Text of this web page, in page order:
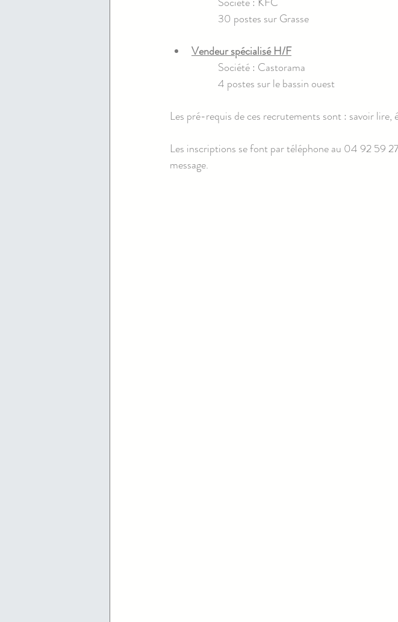
30 postes sur Grasse
Vendeur spécialisé H/F
Société : Castorama
4 postes sur le bassin ouest
Les pré-requis de ces recrutements sont : savoir
Les inscriptions se font par téléphone au 04 92 59
message.